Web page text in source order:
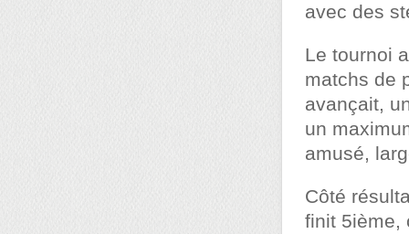
avec des
Le tournoi
matchs de
avançait,
un
amusé,
Côté
finit 5ième,